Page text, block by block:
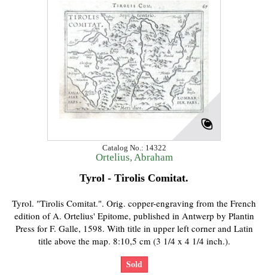
Catalog No.: 14322
Ortelius, Abraham
Tyrol - Tirolis Comitat.
Tyrol. "Tirolis Comitat.". Orig. copper-engraving from the French
edition of A. Ortelius' Epitome, published in Antwerp by Plantin
Press for F. Galle, 1598. With title in upper left corner and Latin
title above the map. 8:10,5 cm (3 1/4 x 4 1/4 inch.).
Sold